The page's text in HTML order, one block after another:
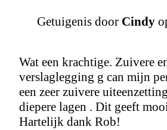
Getuigenis door Cindy
Wat een krachtige. Zuivere
verslaglegging g can mijn
een zeer zuivere
diepere lagen . Dit geeft
Hartelijk dank Rob!